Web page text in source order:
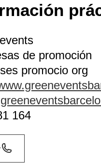
de promoción
promocio org
164